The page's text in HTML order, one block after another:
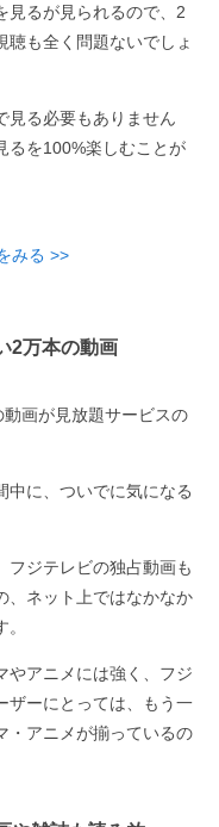
見るが見られるので、2
も全く問題ないでしょ
見る必要もありません
るを100%楽しむことが
みる >>
2万本の動画
画が見放題サービスの
中に、ついでに気になる
フジテレビの独占動画も
、ネット上ではなかなか
やアニメには強く、フジ
ザーにとっては、もう一
・アニメが揃っているの